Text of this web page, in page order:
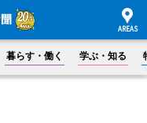
暮らす・働く 学ぶ・知る